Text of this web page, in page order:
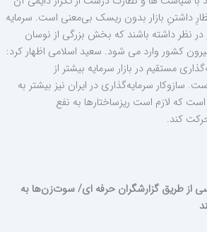
داشتنِ بازار بدون ریسک بی‌معنی است. سرمایه
در نظر داشته باشند که بخش بزرگی از نوسان
بیرون کشور وارد می شود. سعید اسلامی اظهار کرد:
مستقیم در بازار سرمایه بیشتر از
‏سازوکار سرمایه‌گذاری در ایران نیز بیشتر به
که لازم است ریزساختارها به نفع
کند.
از طریق گزارشگران حرفه ای/ سوت‌زن‌ها به